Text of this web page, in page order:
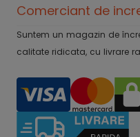
Comerciant de
Suntem un magazin de
calitate ridicata, cu livrare